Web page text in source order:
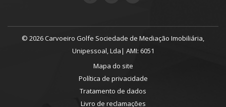
© 2026 Carvoeiro Golfe Sociedade de Mediação Imobiliária,
Unipessoal, Lda| AMI: 6051
Mapa do site
Política de privacidade
Tratamento de dados
Livro de reclamações